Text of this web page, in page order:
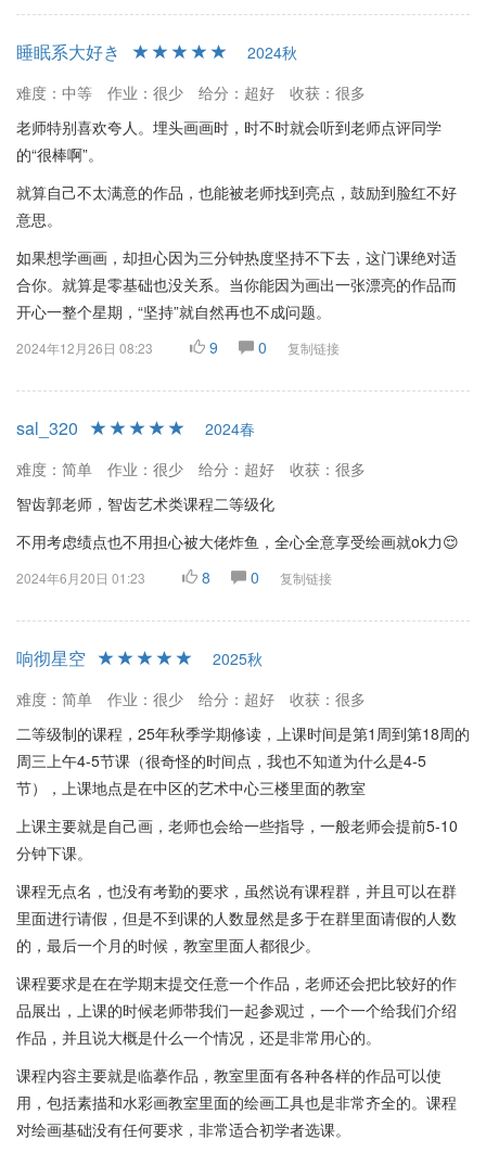
睡眠系大好き
2024秋
难度：中等
作业：很少 给分：超好
收获：很多
老师特别喜欢夸人。埋头画画时，时不时就会听到老师点评同学
的“很棒啊”。
就算自己不太满意的作品，也能被老师找到亮点，鼓励到脸红不好
意思。
如果想学画画，却担心因为三分钟热度坚持不下去，这门课绝对适
合你。就算是零基础也没关系。当你能因为画出一张漂亮的作品而
开心一整个星期，“坚持”就自然再也不成问题。
2024年12月26日 08:23 9 0 复制链接
sal_320
2024春
难度：简单
作业：很少 给分：超好
收获：很多
智齿郭老师，智齿艺术类课程二等级化
不用考虑绩点也不用担心被大佬炸鱼，全心全意享受绘画就ok力😌
2024年6月20日 01:23 8 0 复制链接
响彻星空
2025秋
难度：简单
作业：很少 给分：超好
收获：很多
二等级制的课程，25年秋季学期修读，上课时间是第1周到第18周的
周三上午4-5节课（很奇怪的时间点，我也不知道为什么是4-5
节），上课地点是在中区的艺术中心三楼里面的教室
上课主要就是自己画，老师也会给一些指导，一般老师会提前5-10
分钟下课。
课程无点名，也没有考勤的要求，虽然说有课程群，并且可以在群
里面进行请假，但是不到课的人数显然是多于在群里面请假的人数
的，最后一个月的时候，教室里面人都很少。
课程要求是在在学期末提交任意一个作品，老师还会把比较好的作
品展出，上课的时候老师带我们一起参观过，一个一个给我们介绍
作品，并且说大概是什么一个情况，还是非常用心的。
课程内容主要就是临摹作品，教室里面有各种各样的作品可以使
用，包括素描和水彩画教室里面的绘画工具也是非常齐全的。课程
对绘画基础没有任何要求，非常适合初学者选课。